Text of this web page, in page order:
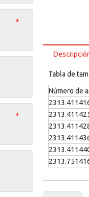
*
*
Tabla de
Número de